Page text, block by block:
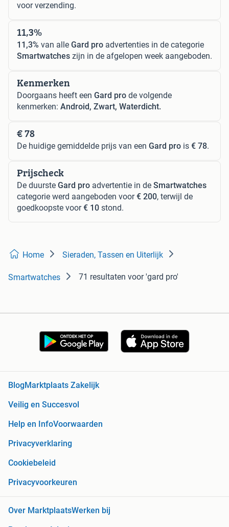
voor verzending.
11,3%
11,3% van alle Gard pro advertenties in de categorie
Smartwatches zijn in de afgelopen week aangeboden.
Kenmerken
Doorgaans heeft een Gard pro de volgende
kenmerken: Android, Zwart, Waterdicht.
€ 78
De huidige gemiddelde prijs van een Gard pro is € 78.
Prijscheck
De duurste Gard pro advertentie in de Smartwatches
categorie werd aangeboden voor€ 200, terwijl de
goedkoopste voor€ 10 stond.
Home Sieraden, Tassen en Uiterlijk
Smartwatches 71 resultaten voor 'gard pro'
Blog Marktplaats Zakelijk
Veilig en Succesvol
Help en InfoVoorwaarden
Privacyverklaring
Cookiebeleid
Privacyvoorkeuren
Over MarktplaatsWerken bij